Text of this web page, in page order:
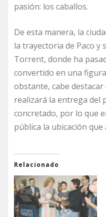
pasión: los caballos.
De esta manera, la
la trayectoria de Paco y
Torrent, donde ha
convertido en una
obstante, cabe
realizará la entrega del
concretado, por lo que
pública la ubicación que
Relacionado